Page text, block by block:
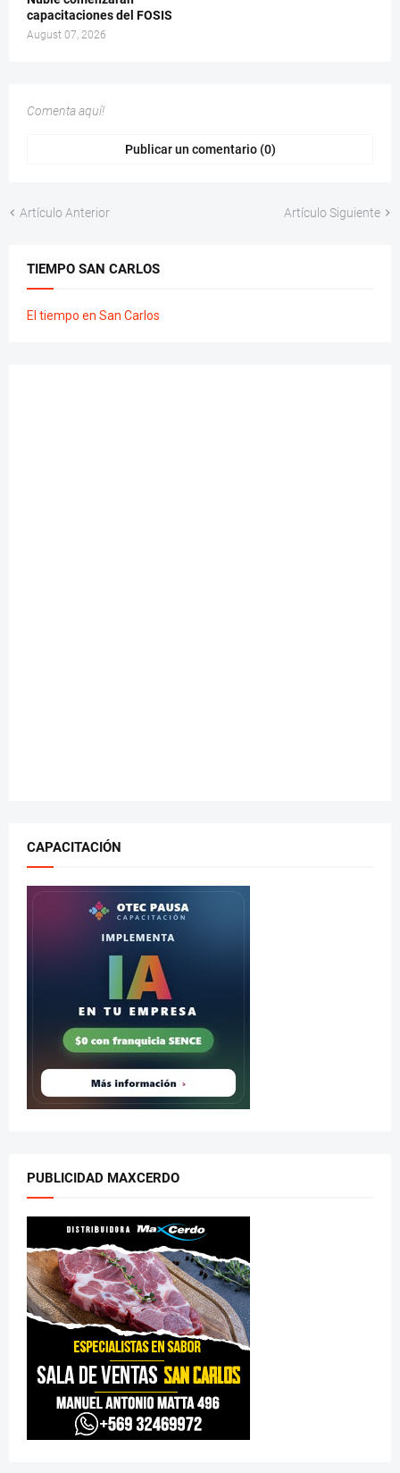
capacitaciones del FOSIS
August 07, 2026
Comenta aquí!
Publicar un comentario (0)
Artículo Anterior Artículo Siguiente
TIEMPO SAN CARLOS
El tiempo en San Carlos
CAPACITACIÓN
PUBLICIDAD MAXCERDO